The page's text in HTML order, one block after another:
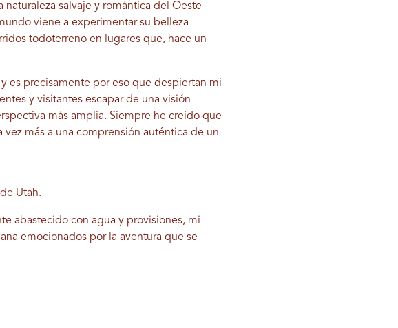
naturaleza salvaje y romántica del Oeste
viene a experimentar su belleza
todoterreno en lugares que, hace un
es precisamente por eso que despiertan mi
y visitantes escapar de una visión
más amplia. Siempre he creído que
más a una comprensión auténtica de un
Utah.
abastecido con agua y provisiones, mi
emocionados por la aventura que se